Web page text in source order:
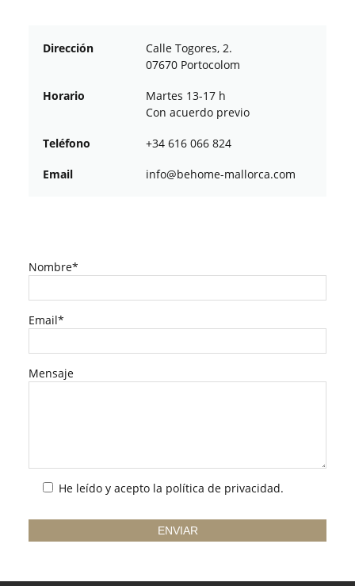
Dirección
Calle Togores, 2.
07670 Portocolom
Horario
Martes 13-17 h
Con acuerdo previo
Teléfono +34 616 066 824
Email moc.a
croll
am-em
oheb@
ofni
Nombre*
Email*
Mensaje
He leído y acepto la política de privacidad.